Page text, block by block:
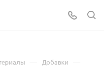
— Добавки —